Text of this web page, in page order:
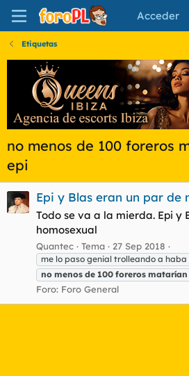
Acceder
Etiquetas
no menos de 100 foreros
epi
Epi y Blas eran un par de
Todo se va a la mierda. Epi y
homosexual
Quantec Tema 27 Sep 2018
me lo paso genial trolleando a haba
no menos de 100 foreros matarían
Foro: Foro General